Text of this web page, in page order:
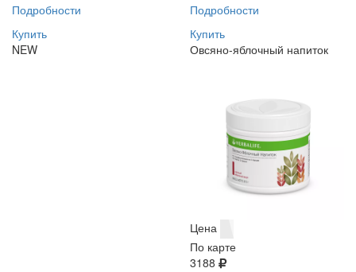
Подробности
Купить
NEW
Подробности
Купить
Овсяно-яблочный напиток
Цена
По карте
3188